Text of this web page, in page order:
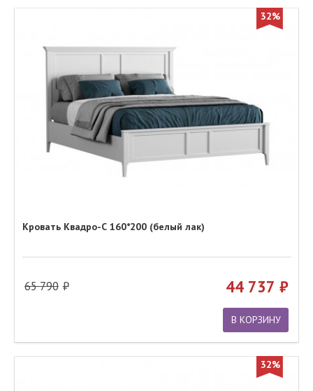
32%
Кровать Квадро-С 160*200 (белый лак)
65 790 44 737
В КОРЗИНУ
32%